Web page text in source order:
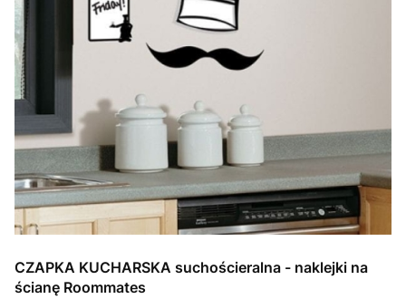
CZAPKA KUCHARSKA suchościeralna - naklejki na
ścianę Roommates